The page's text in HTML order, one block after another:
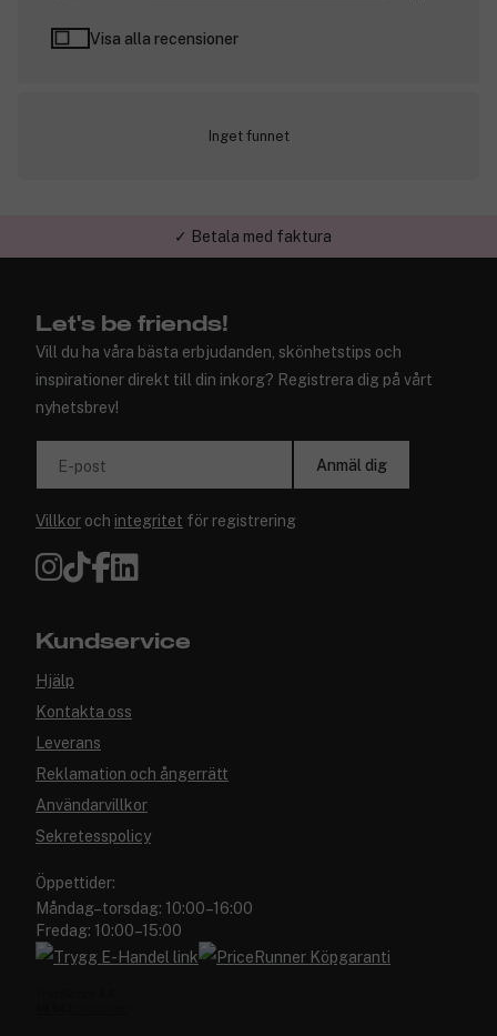
Visa alla recensioner
Inget funnet
Let's be friends!
Vill du ha våra bästa erbjudanden, skönhetstips och
inspirationer direkt till din inkorg? Registrera dig på vårt
nyhetsbrev!
E-post Anmäl dig
Villkor och integritet för registrering
Kundservice
Hjälp
Kontakta oss
Leverans
Reklamation och ångerrätt
Användarvillkor
Sekretesspolicy
Öppettider:
Måndag–torsdag: 10:00–16:00
Fredag: 10:00–15:00